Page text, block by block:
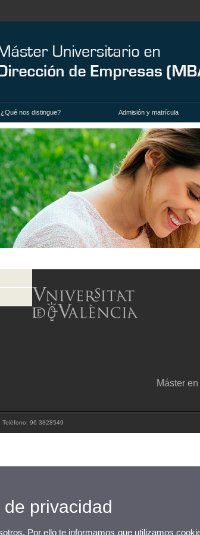
¿Qué nos distingue? Admisión y matrícula
Máster
Teléfono: 96 3828549
privacidad
Por ello te informamos que utilizamos